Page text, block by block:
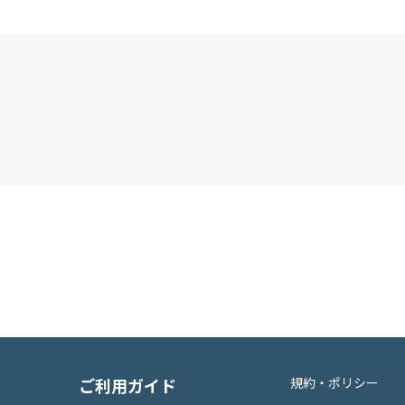
ご利用ガイド 規約・ポリシー